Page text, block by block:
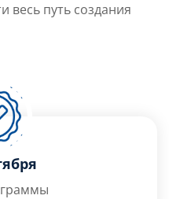
весь путь создания